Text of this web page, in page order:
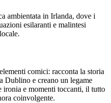
ambientata in Irlanda, dove i
esilaranti e malintesi
comici: racconta la storia
Dublino e creano un legame
ironia e momenti toccanti, il tutto
coinvolgente.